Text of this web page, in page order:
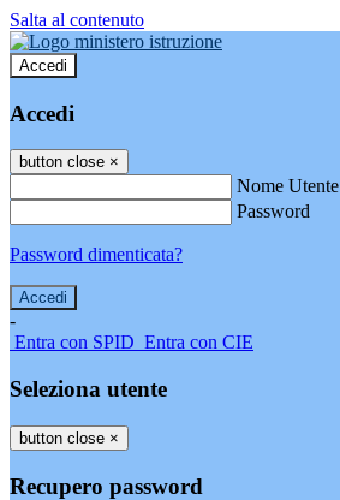
Salta al contenuto
Accedi
Accedi
button close ×
Nome Utente
Password
Password dimenticata?
-
Entra con SPID Entra con CIE
Seleziona utente
button close ×
Recupero password